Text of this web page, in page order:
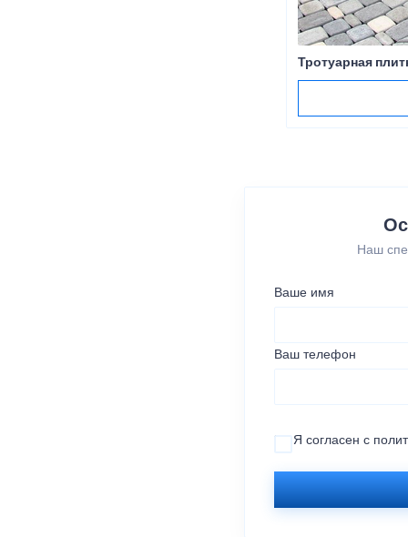
Тротуарная
Наш
Ваше имя
Ваш телефон
Я согласен с